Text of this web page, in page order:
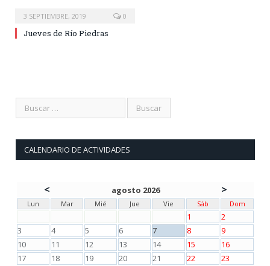
3 SEPTIEMBRE, 2019 0
Jueves de Río Piedras
CALENDARIO DE ACTIVIDADES
< agosto 2026 >
Lun Mar Mié Jue Vie Sáb Dom
1
2
3
4 5 6 7 8
9
10
11 12 13 14 15
16
17
18 19 20 21 22
23